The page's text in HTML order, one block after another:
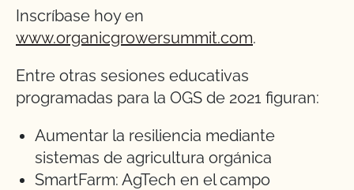
Inscríbase hoy en
www.organicgrowersummit.com.
Entre otras sesiones educativas
programadas para la OGS de 2021 figuran:
Aumentar la resiliencia mediante
sistemas de agricultura orgánica
SmartFarm: AgTech en el campo